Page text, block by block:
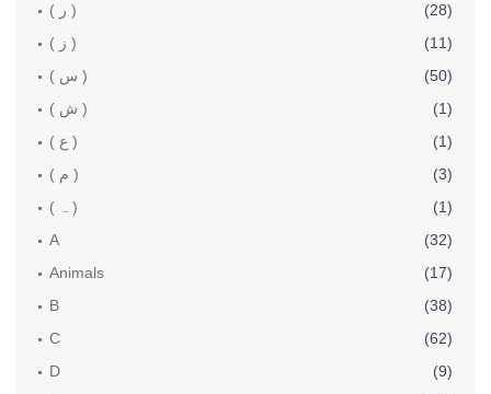
( ر )
(28)
( ز )
(11)
( س )
(50)
( ش )
(1)
( ع )
(1)
( م )
(3)
( ہ )
(1)
A
(32)
Animals
(17)
B
(38)
C
(62)
D
(9)